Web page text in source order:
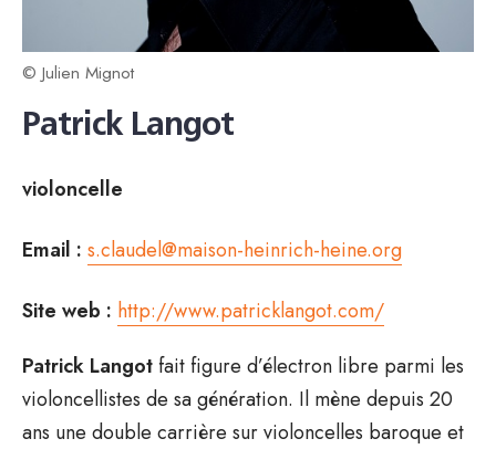
© Julien Mignot
Patrick Langot
violoncelle
Email : s.claudel@maison-heinrich-heine.org
Site web : http://www.patricklangot.com/
Patrick Langotfait figure d’électron libre parmi les
violoncellistes de sa génération. Il mène depuis 20
ans une double carrière sur violoncelles baroque et